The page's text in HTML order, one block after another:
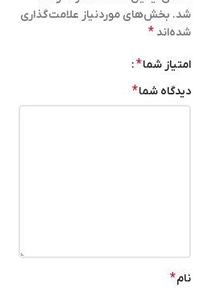
شد. بخش‌های موردنیاز علامت‌گذاری
شده‌اند *
امتیاز شما*
دیدگاه شما*
نام*